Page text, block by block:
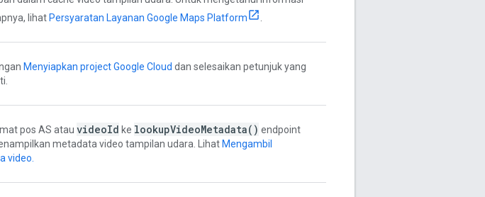
lihat Persyaratan Layanan Google Maps Platform
Menyiapkan project Google Cloud dan selesaikan petunjuk yang
pos AS atau videoId ke lookupVideoMetadata( ) endpoint
metadata video tampilan udara. Lihat Mengambil
video.